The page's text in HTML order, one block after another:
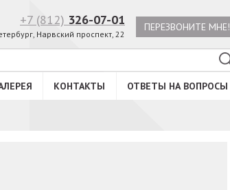
+7 (812) 326-07-01
Нарвский проспект, 22
ПЕРЕЗВОНИТЕ МНЕ!
КОНТАКТЫ ОТВЕТЫ НА ВОПРОСЫ